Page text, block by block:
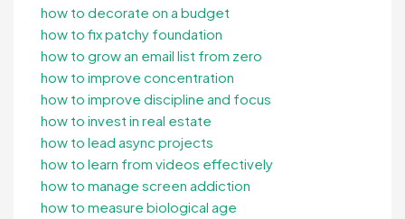
how to decorate on a budget
how to fix patchy foundation
how to grow an email list from zero
how to improve concentration
how to improve discipline and focus
how to invest in real estate
how to lead async projects
how to learn from videos effectively
how to manage screen addiction
how to measure biological age